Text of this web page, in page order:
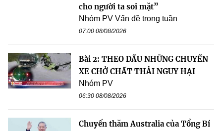
cho người ta soi mặt”
Nhóm PV Vấn đề trong tuần
07:00 08/08/2026
Bài 2: THEO DẤU NHỮNG CHUYẾN
XE CHỞ CHẤT THẢI NGUY HẠI
Nhóm PV
06:30 08/08/2026
Chuyến thăm Australia của Tổng Bí